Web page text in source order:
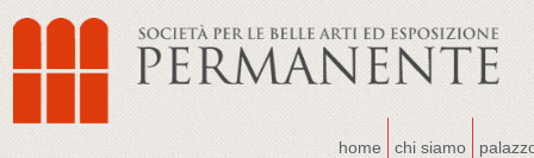
home chi siamo